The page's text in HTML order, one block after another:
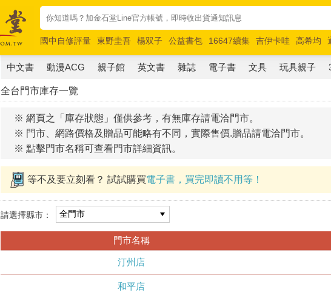
國中自修評量 東野圭吾 楊双子 公益書包 16647續集 吉伊卡哇 高希均
唯紅花綻放
奧德賽 路邊攤新作 馬斯克 玩具總動員5 超慢跑
中文書 動漫ACG 親子館 英文書 雜誌 電子書 文具 玩具親子
全台門市庫存一覽
※ 網頁之「庫存狀態」僅供參考，有無庫存請電洽門市。
※ 門市、網路價格及贈品可能略有不同，實際售價.贈品請電洽門市。
※ 點擊門市名稱可查看門市詳細資訊。
等不及要立刻看？ 試試購買電子書，買完即讀不用等！
請選擇縣市：
門市名稱
汀州店
和平店